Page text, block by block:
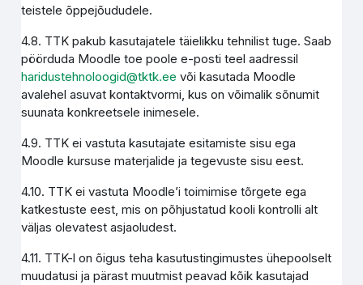
teistele õppejõududele.
4.8. TTK pakub kasutajatele täielikku tehnilist tuge. Saab
pöörduda Moodle toe poole e-posti teel aadressil
haridustehnoloogid@tktk.ee või kasutada Moodle
avalehel asuvat kontaktvormi, kus on võimalik sõnumit
suunata konkreetsele inimesele.
4.9. TTK ei vastuta kasutajate esitamiste sisu ega
Moodle kursuse materjalide ja tegevuste sisu eest.
4.10. TTK ei vastuta Moodle’i toimimise tõrgete ega
katkestuste eest, mis on põhjustatud kooli kontrolli alt
väljas olevatest asjaoludest.
4.11. TTK-l on õigus teha kasutustingimustes ühepoolselt
muudatusi ja pärast muutmist peavad kõik kasutajad